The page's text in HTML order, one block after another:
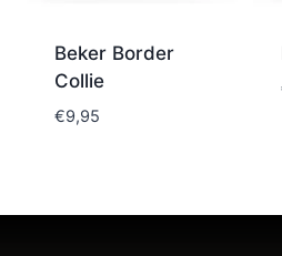
Beker Border
Collie
€9,95